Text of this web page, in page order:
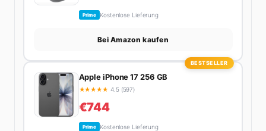
Prime Kostenlose Lieferung
Bei Amazon kaufen
BESTSELLER
Apple iPhone 17 256 GB
★★★★★ 4.5 (597)
€744
Prime Kostenlose Lieferung